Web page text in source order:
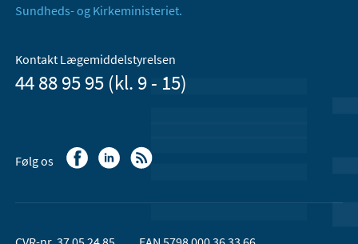
Sundheds- og Kirkeministeriet.
Kontakt Lægemiddelstyrelsen
44 88 95 95 (kl. 9 - 15)
Følg os